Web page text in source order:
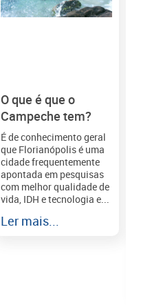
O que é que o
Campeche tem?
É de conhecimento geral
que Florianópolis é uma
cidade frequentemente
apontada em pesquisas
com melhor qualidade de
vida, IDH e tecnologia e...
Ler mais...